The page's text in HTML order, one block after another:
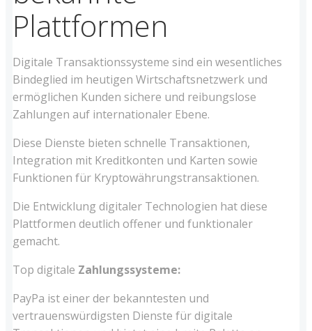
Plattformen
Digitale Transaktionssysteme sind ein wesentliches
Bindeglied im heutigen Wirtschaftsnetzwerk und
ermöglichen Kunden sichere und reibungslose
Zahlungen auf internationaler Ebene.
Diese Dienste bieten schnelle Transaktionen,
Integration mit Kreditkonten und Karten sowie
Funktionen für Kryptowährungstransaktionen.
Die Entwicklung digitaler Technologien hat diese
Plattformen deutlich offener und funktionaler
gemacht.
Top digitale Zahlungssysteme:
PayPa ist einer der bekanntesten und
vertrauenswürdigsten Dienste für digitale